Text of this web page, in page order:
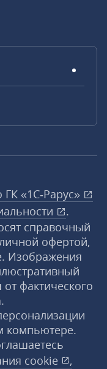
«1С‑Рарус»
.
справочный
офертой,
Изображения
от фактического
компьютере.
cookie
,